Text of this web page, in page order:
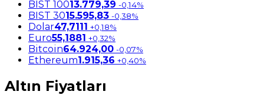
BIST 10013.779,39 -0,14%
BIST 3015.595,83 -0,38%
Dolar47,7111 +0,18%
Euro55,1881 +0,32%
Bitcoin64.924,00 -0,07%
Ethereum1.915,36 +0,40%
Altın Fiyatları